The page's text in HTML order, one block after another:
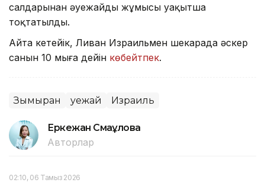
салдарынан әуежайдың жұмысы уақытша
тоқтатылды.
Айта кетейік, Ливан Израильмен шекарада әскер
санын 10 мыңға дейін көбейтпек.
Зымыран Әуежай Израиль
Еркежан Смағұлова
Авторлар
02:10, 06 Тамыз 2026